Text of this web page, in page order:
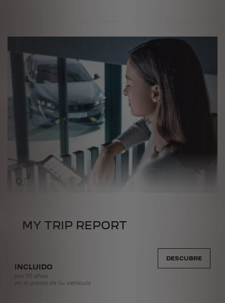
MY TRIP REPORT
INCLUIDO
por 10 años
en el precio de tu vehículo
DESCUBRE